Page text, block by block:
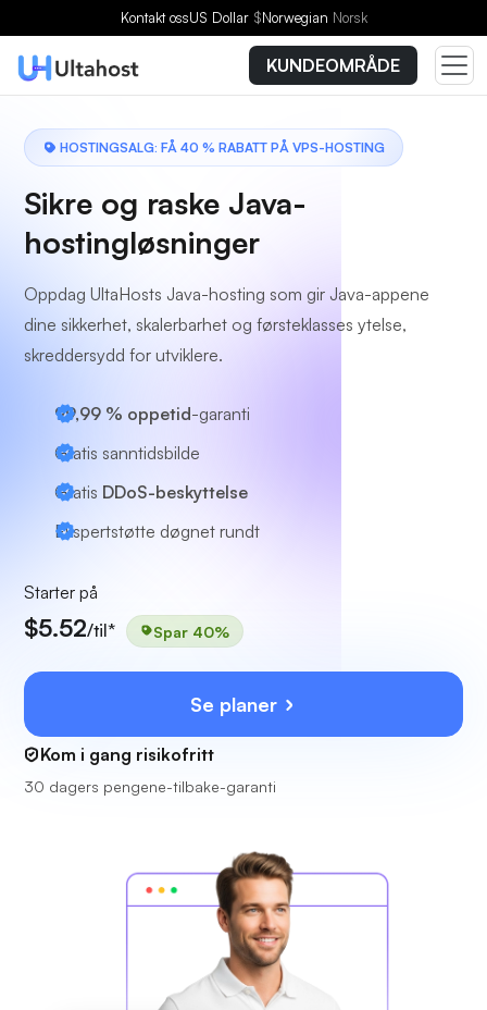
Kontakt ossUS Dollar $Norwegian Norsk
KUNDEOMRÅDE
HOSTINGSALG: FÅ 40 % RABATT PÅ VPS-HOSTING
Sikre og raske Java-
hostingløsninger
Oppdag UltaHosts Java-hosting som gir Java-appene
dine sikkerhet, skalerbarhet og førsteklasses ytelse,
skreddersydd for utviklere.
99,99 % oppetid-garanti
Gratis sanntidsbilde
Gratis DDoS-beskyttelse
Ekspertstøtte døgnet rundt
Starter på
$5.52/til* Spar 40%
Se planer
Kom i gang risikofritt
30 dagers pengene-tilbake-garanti